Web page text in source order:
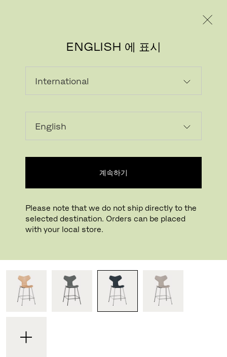
ENGLISH 에 표시
계속하기
Please note that we do not ship directly to the
selected destination. Orders can be placed
with your local store.
클릭하여 확대하기 드래그하여 회전하기
GRAND PRIX™
디자이너 Arne Jacobsen,